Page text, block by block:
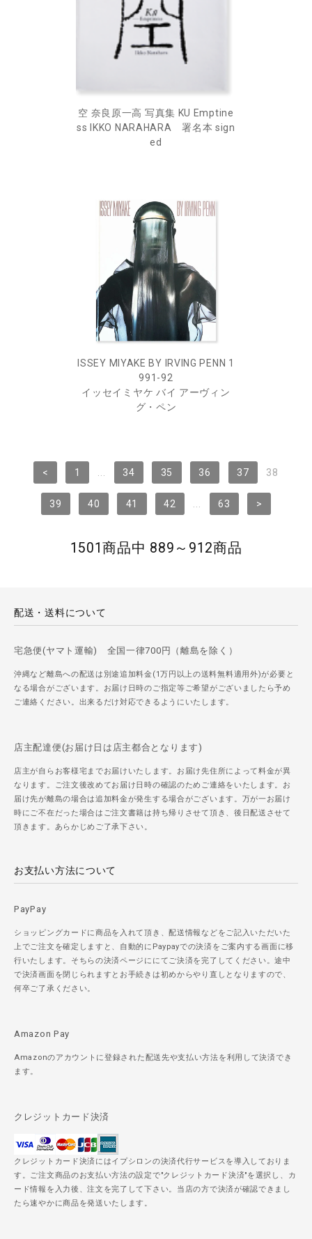
空 奈良原一高 写真集 KU Emptine
ss IKKO NARAHARA 署名本 sign
ed
ISSEY MIYAKE BY IRVING PENN 1
991-92
イッセイミヤケ バイ アーヴィン
グ・ペン
< 1 34 35 36 37 38
39 40 41 42 63 >
1501商品中 889～912商品
配送・送料について
宅急便(ヤマト運輸) 全国一律700円（離島を除く）
沖縄など離島への配送は別途追加料金(1万円以上の送料無料適用外)が必要と
なる場合がございます。お届け日時のご指定等ご希望がございましたら予め
ご連絡ください。出来るだけ対応できるようにいたします。
店主配達便(お届け日は店主都合となります)
店主が自らお客様宅までお届けいたします。お届け先住所によって料金が異
なります。ご注文後改めてお届け日時の確認のためご連絡をいたします。お
届け先が離島の場合は追加料金が発生する場合がございます。万が一お届け
時にご不在だった場合はご注文書籍は持ち帰りさせて頂き、後日配送させて
頂きます。あらかじめご了承下さい。
お支払い方法について
PayPay
ショッピングカードに商品を入れて頂き、配送情報などをご記入いただいた
上でご注文を確定しますと、自動的にPaypayでの決済をご案内する画面に移
行いたします。そちらの決済ページににてご決済を完了してください。途中
で決済画面を閉じられますとお手続きは初めからやり直しとなりますので、
何卒ご了承ください。
Amazon Pay
Amazonのアカウントに登録された配送先や支払い方法を利用して決済でき
ます。
クレジットカード決済
クレジットカード決済にはイプシロンの決済代行サービスを導入しておりま
す。ご注文商品のお支払い方法の設定で"クレジットカード決済"を選択し、カ
ード情報を入力後、注文を完了して下さい。当店の方で決済が確認できまし
たら速やかに商品を発送いたします。